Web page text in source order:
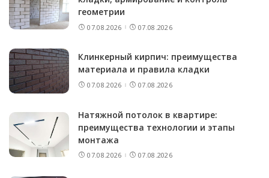
геометрии
07.08.2026 07.08.2026
Клинкерный кирпич: преимущества
материала и правила кладки
07.08.2026 07.08.2026
Натяжной потолок в квартире:
преимущества технологии и этапы
монтажа
07.08.2026 07.08.2026